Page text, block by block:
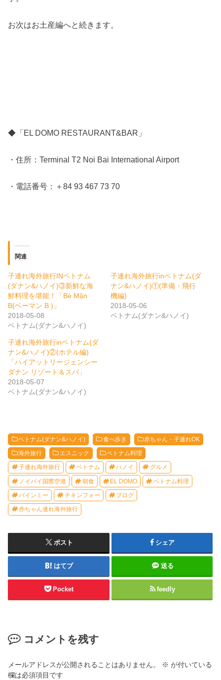
お次はお土産編へと続きます。
◆「EL DOMO RESTAURANT&BAR」
・住所：Terminal T2 Noi Bai International Airport
・電話番号：＋84 93 467 73 70
関連
子連れ海外旅行INベトナム
(ダナン&ハノイ)③新鮮な海
鮮料理を堪能！「Bé Mặn
B(ベーマン B )」
2018-05-08
ベトナム(ダナン&ハノイ)
子連れ海外旅行inベトナム(ダ
ナン&ハノイ)①(準備・飛行
機編)
2018-05-06
ベトナム(ダナン&ハノイ)
子連れ海外旅行inベトナム(ダ
ナン&ハノイ)②(ホテル編)
「ハイアットリージェンシー
ダナン リゾート＆スパ」
2018-05-07
ベトナム(ダナン&ハノイ)
ベトナム(ダナン&ハノイ) 食べ歩き 赤ちゃん・子連れOK
海外旅行 エスニック ベトナム料理
子連れ海外旅行 ベトナム ハノイ グルメ
ノイバイ国際空港 朝食 EL DOMO ベトナム料理
バインミー チキンフォー ブログ
赤ちゃん連れ海外旅行
ポスト シェア
はてブ 送る
Pocket feedly
コメントを残す
メールアドレスが公開されることはありません。 ※ が付いている
欄は必須項目です